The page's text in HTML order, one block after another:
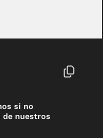
si no
nuestros